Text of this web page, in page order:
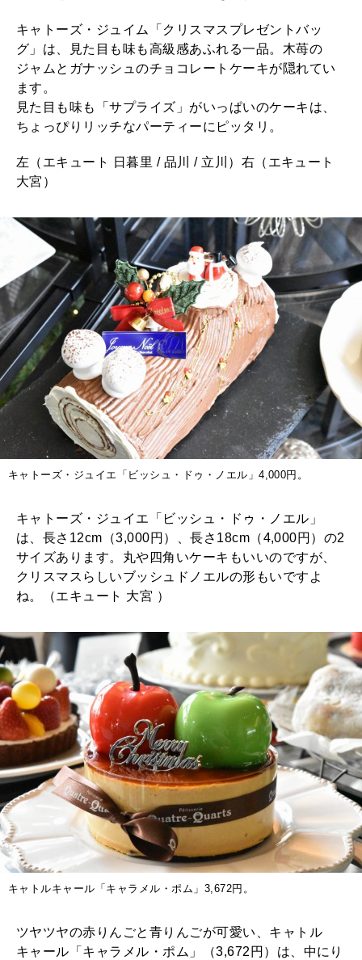
キャトーズ・ジュイム「クリスマスプレゼントバッ
グ」は、見た目も味も高級感あふれる一品。木苺の
ジャムとガナッシュのチョコレートケーキが隠れてい
ます。
見た目も味も「サプライズ」がいっぱいのケーキは、
ちょっぴりリッチなパーティーにピッタリ。
左（エキュート 日暮里 / 品川 / 立川）右（エキュート
大宮）
キャトーズ・ジュイエ「ビッシュ・ドゥ・ノエル」4,000円。
キャトーズ・ジュイエ「ビッシュ・ドゥ・ノエル」
は、長さ12cm（3,000円）、長さ18cm（4,000円）の2
サイズあります。丸や四角いケーキもいいのですが、
クリスマスらしいブッシュドノエルの形もいですよ
ね。（エキュート 大宮 ）
キャトルキャール「キャラメル・ポム」3,672円。
ツヤツヤの赤りんごと青りんごが可愛い、キャトル
キャール「キャラメル・ポム」（3,672円）は、中にり